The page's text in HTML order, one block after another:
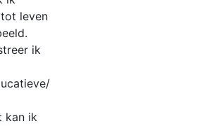
leven
ik
kan ik